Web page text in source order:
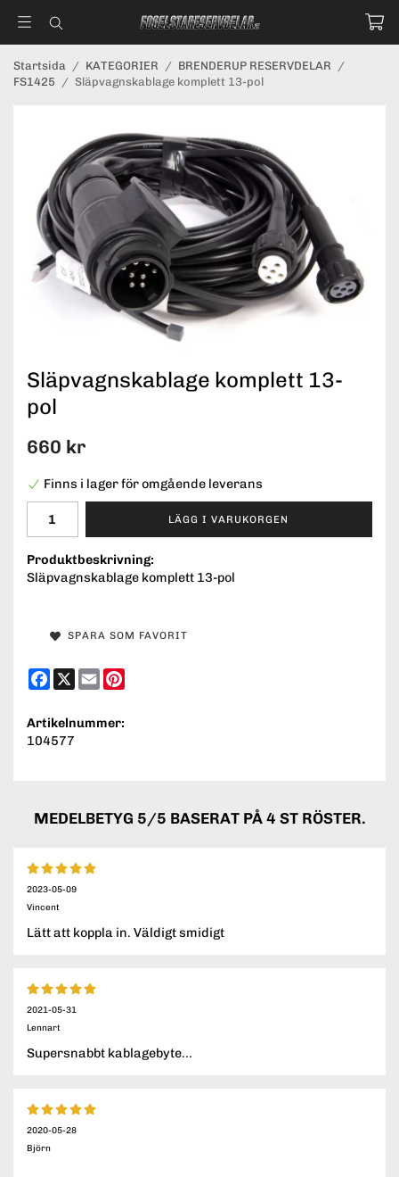
Startsida / KATEGORIER / BRENDERUP RESERVDELAR /
FS1425 / Släpvagnskablage komplett 13-pol
Släpvagnskablage komplett 13-
pol
660 kr
Finns i lager för omgående leverans
LÄGG I VARUKORGEN
Produktbeskrivning:
Släpvagnskablage komplett 13-pol
SPARA SOM FAVORIT
Facebook
X Email
Artikelnummer:
104577
MEDELBETYG 5/5 BASERAT PÅ 4 ST RÖSTER.
2023-05-09
Vincent
Lätt att koppla in. Väldigt smidigt
2021-05-31
Lennart
Supersnabbt kablagebyte...
2020-05-28
Björn